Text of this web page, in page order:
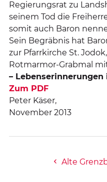
Regierungsrat zu
seinem Tod die
somit auch Baron
Sein Begräbnis hat
zur Pfarrkirche St.
Rotmarmor-Grabmal
–
Zum PDF
Peter Käser,
November 2013
Alte